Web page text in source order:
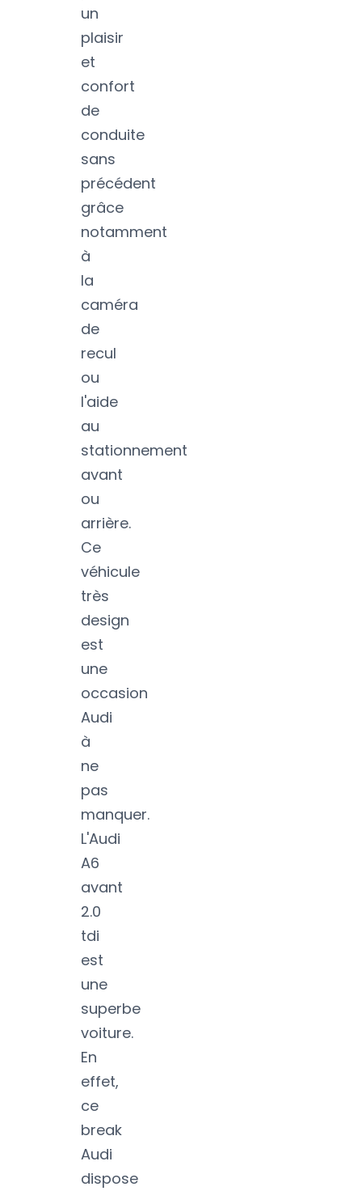
un
plaisir
et
confort
de
conduite
sans
précédent
grâce
notamment
à
la
caméra
de
recul
ou
l'aide
au
stationnement
avant
ou
arrière.
Ce
véhicule
très
design
est
une
occasion
Audi
à
ne
pas
manquer.
L'Audi
A6
avant
2.0
tdi
est
une
superbe
voiture.
En
effet,
ce
break
Audi
dispose